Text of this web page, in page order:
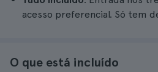
acesso preferencial. Só tem
O que está incluído